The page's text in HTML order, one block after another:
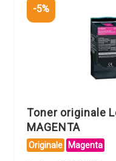
-5%
Toner originale
MAGENTA
Originale Magenta